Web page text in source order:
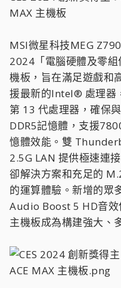
MAX 主機板
MSI微星科技MEG
2024「電腦硬體及零
機板，旨在滿足遊戲和
援最新的Intel® 處理器
第 13 代處理器，確保
DDR5記憶體，支援
憶體效能。雙
2.5G LAN 提供極速連
卻解決方案和充足的
的運算體驗。新增的眾
Audio Boost 5 HD音效
主機板成為構建強大、